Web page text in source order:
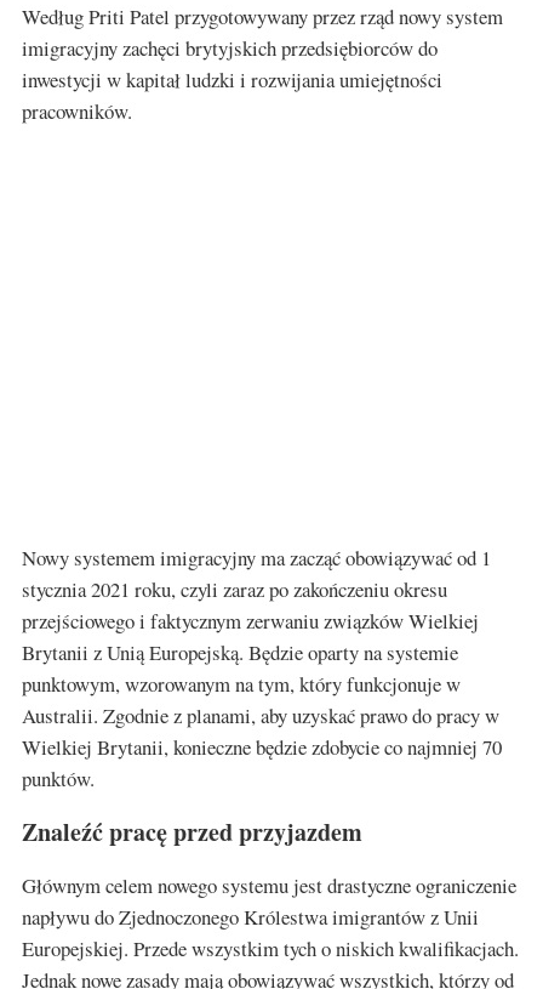
Według Priti Patel przygotowywany przez rząd nowy system
imigracyjny zachęci brytyjskich przedsiębiorców do
inwestycji w kapitał ludzki i rozwijania umiejętności
pracowników.
Nowy systemem imigracyjny ma zacząć obowiązywać od 1
stycznia 2021 roku, czyli zaraz po zakończeniu okresu
przejściowego i faktycznym zerwaniu związków Wielkiej
Brytanii z Unią Europejską. Będzie oparty na systemie
punktowym, wzorowanym na tym, który funkcjonuje w
Australii. Zgodnie z planami, aby uzyskać prawo do pracy w
Wielkiej Brytanii, konieczne będzie zdobycie co najmniej 70
punktów.
Znaleźć pracę przed przyjazdem
Głównym celem nowego systemu jest drastyczne ograniczenie
napływu do Zjednoczonego Królestwa imigrantów z Unii
Europejskiej. Przede wszystkim tych o niskich kwalifikacjach.
Jednak nowe zasady mają obowiązywać wszystkich, którzy od